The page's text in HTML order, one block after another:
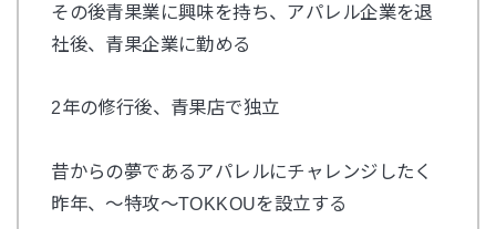
その後青果業に興味を持ち、アパレル企業を退
社後、青果企業に勤める
2年の修行後、青果店で独立
昔からの夢であるアパレルにチャレンジしたく
昨年、〜特攻〜TOKKOUを設立する